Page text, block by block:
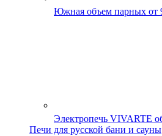
Южная объем парных от
Электропечь VIVARTE
Печи для русской бани и сауны